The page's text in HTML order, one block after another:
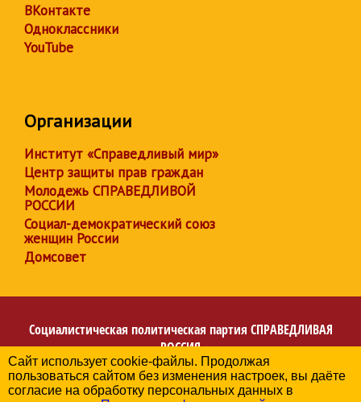
ВКонтакте
Одноклассники
YouTube
Организации
Институт «Справедливый мир»
Центр защиты прав граждан
Молодежь СПРАВЕДЛИВОЙ
РОССИИ
Социал-демократический союз
женщин России
Домсовет
Социалистическая политическая партия СПРАВЕДЛИВАЯ
РОССИЯ
Региональное отделение партии в Архангельской
области
Сайт использует cookie-файлы. Продолжая
пользоваться сайтом без изменения настроек, вы даёте
согласие на обработку персональных данных в